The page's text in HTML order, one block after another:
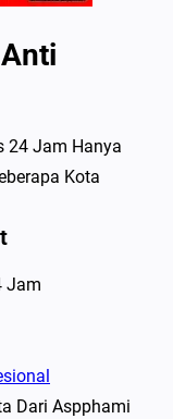
24 Jam Hanya
Kota
Jam
Dari Aspphami